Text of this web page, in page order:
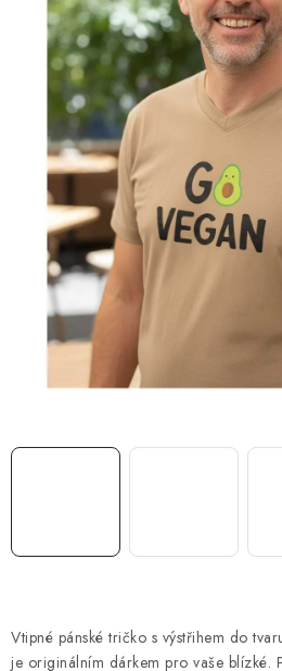
OKAMŽITĚ K ODBĚRU
MÁM SRDCE POMÁHÁM
VÁNOCE
PROVIZNÍ SYSTÉM
Časté otázky
Doprava a
Obchodní podmínky
Zásady zpracování ochrany osobních
Vtipné pánské tričko s výstřihem do
je originálním dárkem pro vaše blízké.